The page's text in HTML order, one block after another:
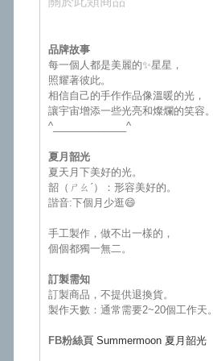
品牌故事
每一個人都是美麗的✨星星，
照耀著彼此。
相信自己的手作作品像溫暖的光，
讓宇宙增添一些光亮和燦爛的笑容。
^_____________^
夏月韶光
夏天月下美好的光。
韶（ㄕㄠˊ）：形容美好的。
諧音:下個月少逛😄
手工製作，做不出一樣的，
個個都獨一無二。
訂製需知
訂製商品，不提供退換貨。
製作天數：通常需要2~20個工作天。
FB粉絲頁 Summermoon 夏月韶光